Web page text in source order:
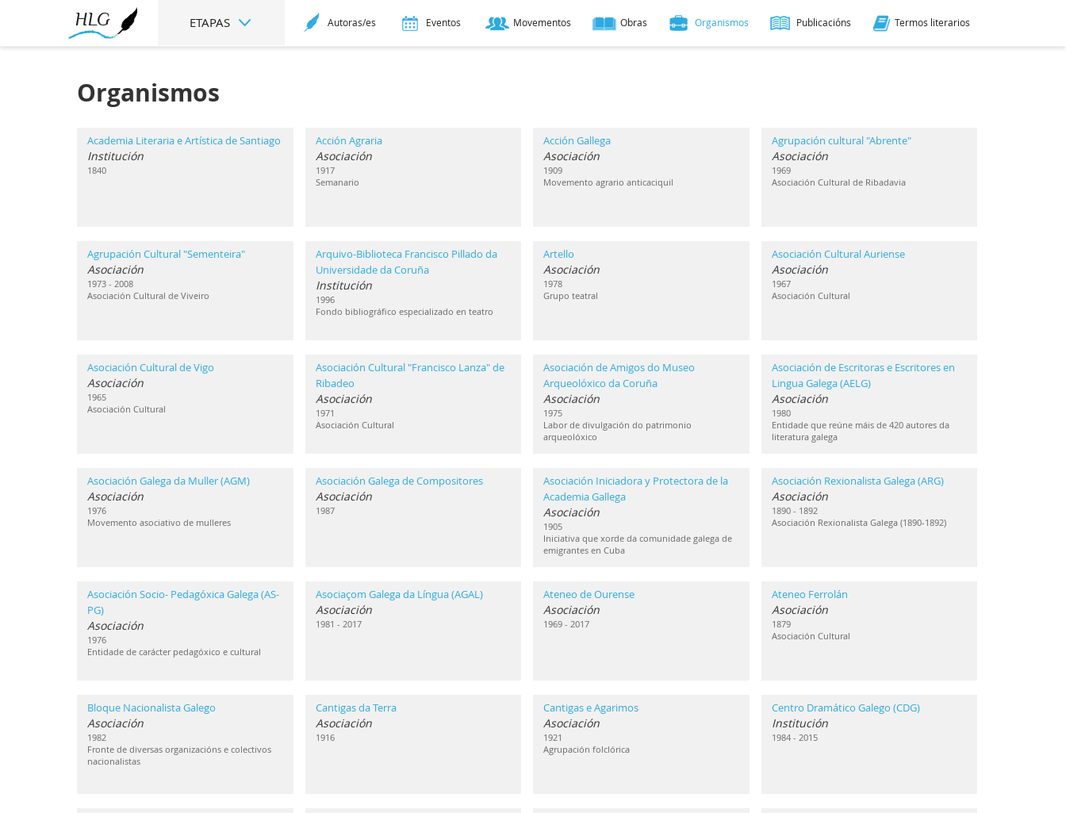
ETAPAS Autoras/es Eventos Movementos Obras Organismos Publicacións Termos literarios
Organismos
Academia Literaria e Artística de Santiago
Institución
1840
Acción Agraria
Asociación
1917
Semanario
Acción Gallega
Asociación
1909
Movemento agrario anticaciquil
Agrupación cultural "Abrente"
Asociación
1969
Asociación Cultural de Ribadavia
Agrupación Cultural "Sementeira"
Asociación
1973 - 2008
Asociación Cultural de Viveiro
Arquivo-Biblioteca Francisco Pillado da
Universidade da Coruña
Institución
1996
Fondo bibliográfico especializado en teatro
Artello
Asociación
1978
Grupo teatral
Asociación Cultural Auriense
Asociación
1967
Asociación Cultural
Asociación Cultural de Vigo
Asociación
1965
Asociación Cultural
Asociación Cultural "Francisco Lanza" de
Ribadeo
Asociación
1971
Asociación Cultural
Asociación de Amigos do Museo
Arqueolóxico da Coruña
Asociación
1975
Labor de divulgación do patrimonio
arqueolóxico
Asociación de Escritoras e Escritores en
Lingua Galega (AELG)
Asociación
1980
Entidade que reúne máis de 420 autores da
literatura galega
Asociación Galega da Muller (AGM)
Asociación
1976
Movemento asociativo de mulleres
Asociación Galega de Compositores
Asociación
1987
Asociación Iniciadora y Protectora de la
Academia Gallega
Asociación
1905
Iniciativa que xorde da comunidade galega de
emigrantes en Cuba
Asociación Rexionalista Galega (ARG)
Asociación
1890 - 1892
Asociación Rexionalista Galega (1890-1892)
Asociación Socio- Pedagóxica Galega (AS-
PG)
Asociación
1976
Entidade de carácter pedagóxico e cultural
Asociaçom Galega da Língua (AGAL)
Asociación
1981 - 2017
Ateneo de Ourense
Asociación
1969 - 2017
Ateneo Ferrolán
Asociación
1879
Asociación Cultural
Bloque Nacionalista Galego
Asociación
1982
Fronte de diversas organizacións e colectivos
nacionalistas
Cantigas da Terra
Asociación
1916
Cantigas e Agarimos
Asociación
1921
Agrupación folclórica
Centro Dramático Galego (CDG)
Institución
1984 - 2015